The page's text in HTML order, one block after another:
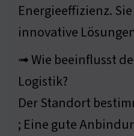
Energieeffizienz.
innovative
➟ Wie beeinflusst
Logistik?
Der Standort
; Eine gute